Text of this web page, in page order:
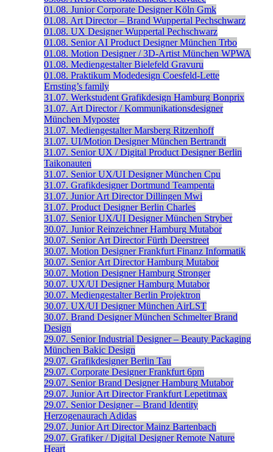
01.08. Junior Corporate Designer Köln Gmk
01.08. Art Director – Brand Wuppertal Pechschwarz
01.08. UX Designer Wuppertal Pechschwarz
01.08. Senior AI Product Designer München Trbo
01.08. Motion Designer / 3D-Artist München WPWA
01.08. Mediengestalter Bielefeld Gravuru
01.08. Praktikum Modedesign Coesfeld-Lette
Ernsting’s family
31.07. Werkstudent Grafikdesign Hamburg Bonprix
31.07. Art Director / Kommunikationsdesigner
München Myposter
31.07. Mediengestalter Marsberg Ritzenhoff
31.07. UI/Motion Designer München Bertrandt
31.07. Senior UX / Digital Product Designer Berlin
Taikonauten
31.07. Senior UX/UI Designer München Cpu
31.07. Grafikdesigner Dortmund Teampenta
31.07. Junior Art Director Dillingen Mwi
31.07. Product Designer Berlin Charles
31.07. Senior UX/UI Designer München Stryber
30.07. Junior Reinzeichner Hamburg Mutabor
30.07. Senior Art Director Fürth Deerstreet
30.07. Motion Designer Frankfurt Finanz Informatik
30.07. Senior Art Director Hamburg Mutabor
30.07. Motion Designer Hamburg Stronger
30.07. UX/UI Designer Hamburg Mutabor
30.07. Mediengestalter Berlin Projektron
30.07. UX/UI Designer München AirLST
30.07. Brand Designer München Schmelter Brand
Design
29.07. Senior Industrial Designer – Beauty Packaging
München Bakic Design
29.07. Grafikdesigner Berlin Tau
29.07. Corporate Designer Frankfurt 6pm
29.07. Senior Brand Designer Hamburg Mutabor
29.07. Junior Art Director Frankfurt Lepetitmax
29.07. Senior Designer – Brand Identity
Herzogenaurach Adidas
29.07. Junior Art Director Mainz Bartenbach
29.07. Grafiker / Digital Designer Remote Nature
Heart